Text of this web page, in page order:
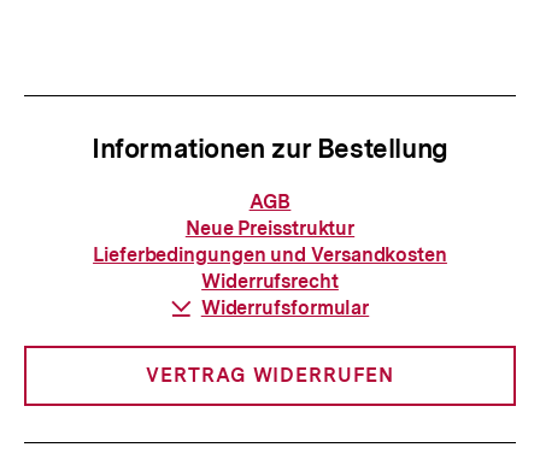
Informationen zur Bestellung
Informationen
zur
Bestellung
AGB
Neue Preisstruktur
Lieferbedingungen und Versandkosten
Widerrufsrecht
Download-
Widerrufsformular
VERTRAG WIDERRUFEN